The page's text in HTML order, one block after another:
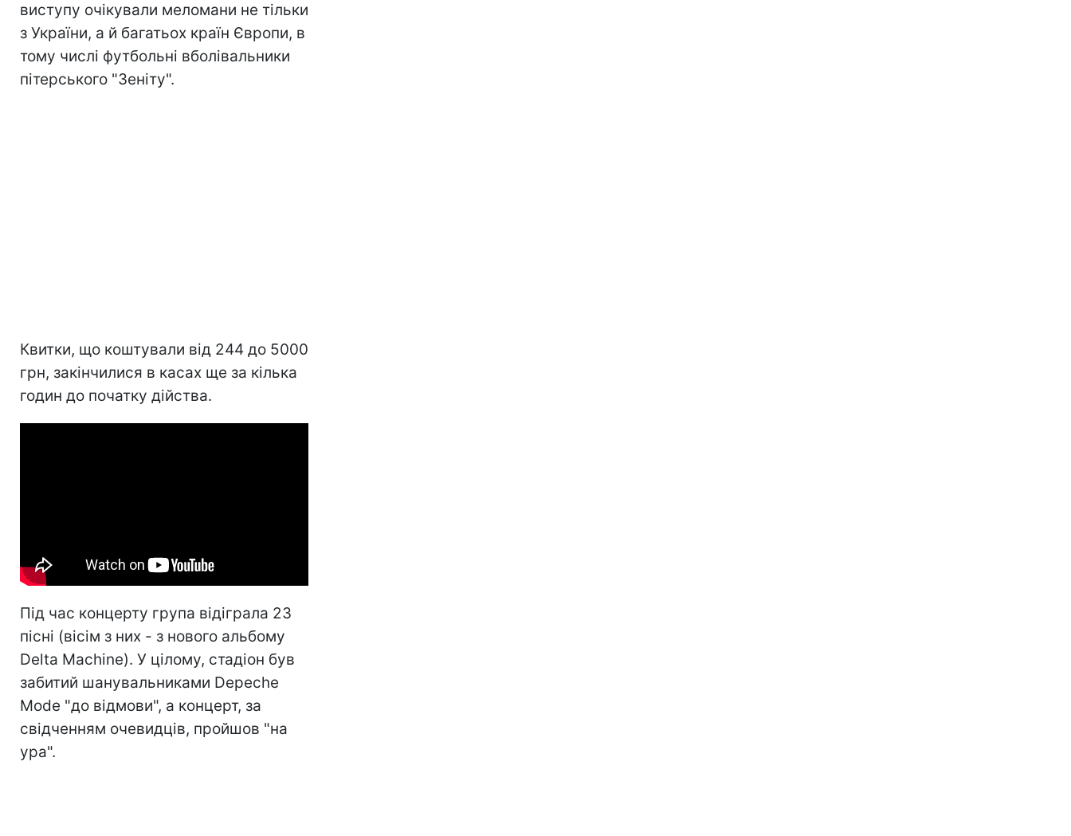
виступу очікували меломани не тільки
з України, а й багатьох країн Європи, в
тому числі футбольні вболівальники
пітерського "Зеніту".
Квитки, що коштували від 244 до 5000
грн, закінчилися в касах ще за кілька
годин до початку дійства.
Під час концерту група відіграла 23
пісні (вісім з них - з нового альбому
Delta Machine). У цілому, стадіон був
забитий шанувальниками Depeche
Mode "до відмови", а концерт, за
свідченням очевидців, пройшов "на
ура".